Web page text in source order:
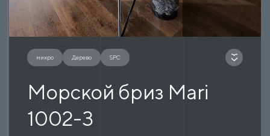
микро Дерево SPC
Морской бриз Mari
1002-3